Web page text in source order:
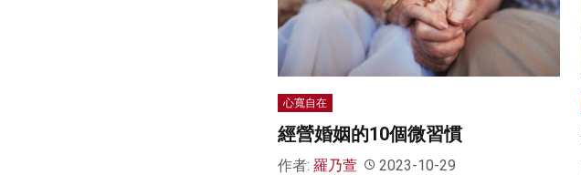
心寬自在
經營婚姻的10個微習慣
作者: 羅乃萱 2023-10-29